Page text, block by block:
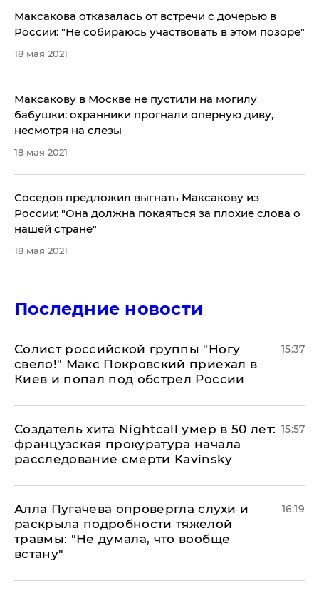
Максакова отказалась от встречи с дочерью в
России: "Не собираюсь участвовать в этом позоре"
18 мая 2021
Максакову в Москве не пустили на могилу
бабушки: охранники прогнали оперную диву,
несмотря на слезы
18 мая 2021
Соседов предложил выгнать Максакову из
России: "Она должна покаяться за плохие слова о
нашей стране"
18 мая 2021
Последние новости
Солист российской группы "Ногу
свело!" Макс Покровский приехал в
Киев и попал под обстрел России
15:37
Создатель хита Nightcall умер в 50 лет:
французская прокуратура начала
расследование смерти Kavinsky
15:57
Алла Пугачева опровергла слухи и
раскрыла подробности тяжелой
травмы: "Не думала, что вообще
встану"
16:19